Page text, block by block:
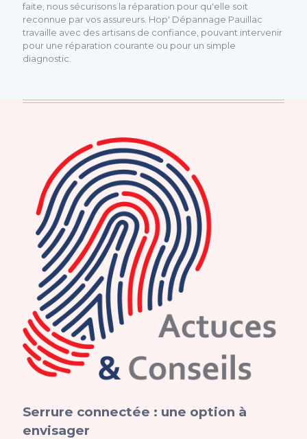
faite, nous sécurisons la réparation pour qu'elle soit
reconnue par vos assureurs. Hop' Dépannage Pauillac
travaille avec des artisans de confiance, pouvant intervenir
pour une réparation courante ou pour un simple
diagnostic.
Serrure connectée : une option à
envisager